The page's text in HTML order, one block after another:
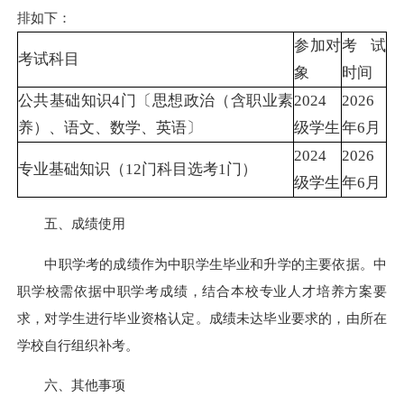
排如下：
考试科目
参加对
象
考试
时间
公共基础知识4门〔思想政治（含职业素
养）、语文、数学、英语〕
2024
级学生
2026
年6月
专业基础知识（12门科目选考1门）
2024
级学生
2026
年6月
五、成绩使用
中职学考的成绩作为中职学生毕业和升学的主要依据。中
职学校需依据中职学考成绩，结合本校专业人才培养方案要
求，对学生进行毕业资格认定。成绩未达毕业要求的，由所在
学校自行组织补考。
六、其他事项